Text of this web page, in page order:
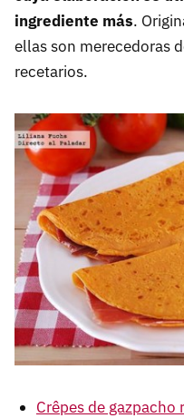
ingrediente más.
ellas son merecedoras
recetarios.
Crêpes de